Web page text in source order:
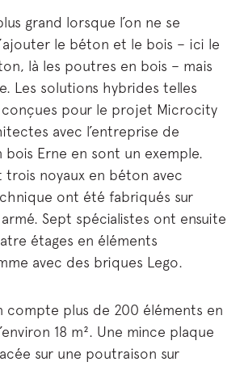
grand lorsque l’on ne se
le béton et le bois – ici le
là les poutres en bois – mais
Les solutions hybrides telles
conçues pour le projet Microcity
avec l’entreprise de
Erne en sont un exemple.
trois noyaux en béton avec
ont été fabriqués sur
Sept spécialistes ont ensuite
étages en éléments
avec des briques Lego.
compte plus de 200 éléments en
18 m². Une mince plaque
sur une poutraison sur